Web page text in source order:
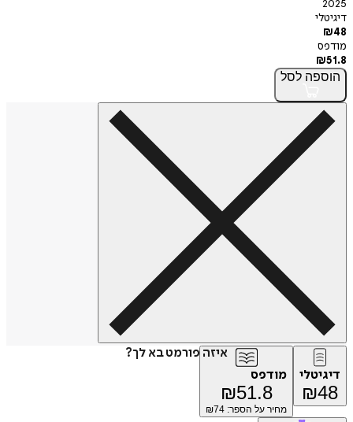
2025
דיגיטלי
₪48
מודפס
₪51.8
הוספה לסל
איזה פורמט בא לך?
דיגיטלי
₪48
מודפס
₪51.8
מחיר על הספר: ₪ 74